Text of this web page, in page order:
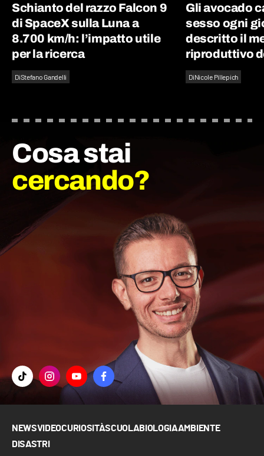
Schianto del razzo Falcon 9
di SpaceX sulla Luna a
8.700 km/h: l’impatto utile
per la ricerca
DiStefano Gandelli
Gli avocado
sesso ogni
descritto il
riproduttivo
DiNicole Pillepich
Cosa stai
cercando?
NEWSVIDEOCURIOSITÀSCUOLABIOLOGIAAMBIENTE
DISASTRI